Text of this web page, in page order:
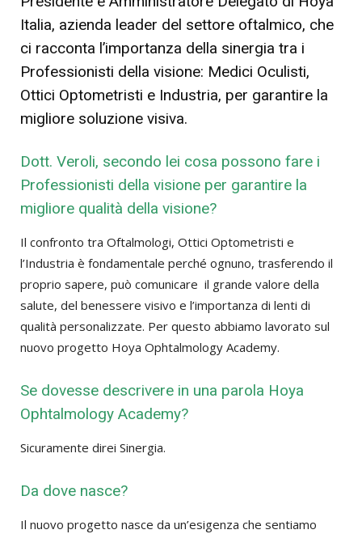
Italia, azienda leader del settore oftalmico, che
ci racconta l’importanza della sinergia tra i
Professionisti della visione: Medici Oculisti,
Ottici Optometristi e Industria, per garantire la
migliore soluzione visiva.
Dott. Veroli, secondo lei cosa possono fare i
Professionisti della visione per garantire la
migliore qualità della visione?
Il confronto tra Oftalmologi, Ottici Optometristi e
l’Industria è fondamentale perché ognuno, trasferendo il
proprio sapere, può comunicare il grande valore della
salute, del benessere visivo e l’importanza di lenti di
qualità personalizzate. Per questo abbiamo lavorato sul
nuovo progetto Hoya Ophtalmology Academy.
Se dovesse descrivere in una parola Hoya
Ophtalmology Academy?
Sicuramente direi Sinergia.
Da dove nasce?
Il nuovo progetto nasce da un’esigenza che sentiamo